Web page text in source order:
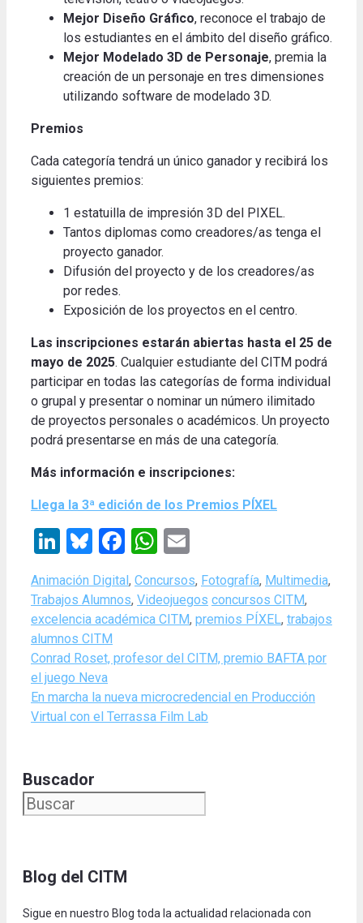
Mejor Diseño Gráfico, reconoce el trabajo de
los estudiantes en el ámbito del diseño gráfico.
Mejor Modelado 3D de Personaje, premia la
creación de un personaje en tres dimensiones
utilizando software de modelado 3D.
Premios
Cada categoría tendrá un único ganador y recibirá los
siguientes premios:
1 estatuilla de impresión 3D del PIXEL.
Tantos diplomas como creadores/as tenga el
proyecto ganador.
Difusión del proyecto y de los creadores/as
por redes.
Exposición de los proyectos en el centro.
Las inscripciones estarán abiertas hasta el 25 de
mayo de 2025. Cualquier estudiante del CITM podrá
participar en todas las categorías de forma individual
o grupal y presentar o nominar un número ilimitado
de proyectos personales o académicos. Un proyecto
podrá presentarse en más de una categoría.
Más información e inscripciones:
Llega la 3ª edición de los Premios PÍXEL
LinkedIn
Bluesky
Facebook
WhatsApp
Categories
Animación Digital , Concursos, Fotografía, Multimedia,
Trabajos Alumnos, Videojuegos Tags
concursos CITM,
excelencia académica CITM, premios PÍXEL, trabajos
alumnos CITM
Conrad Roset, profesor del CITM, premio BAFTA por
el juego Neva
En marcha la nueva microcredencial en Producción
Virtual con el Terrassa Film Lab
Buscador
Blog del CITM
Sigue en nuestro Blog toda la actualidad relacionada con